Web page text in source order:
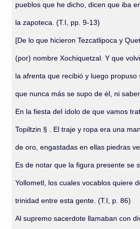
pueblos que he dicho, dicen que iba
la zapoteca. (T.I, pp. 9-13)
[De lo que hicieron Tezcatlipoca y
(por) nombre Xochiquetzal. Y que
la afrenta que recibió y luego
que nunca más se supo de él, ni
En la fiesta del ídolo de que vamos
Topiltzin § . El traje y ropa era una
de oro, engastadas en ellas piedras
Es de notar que la figura presente se
Yollometl, los cuales vocablos quiere
trinidad entre esta gente. (T.I, p. 86)
Al supremo sacerdote llamaban con